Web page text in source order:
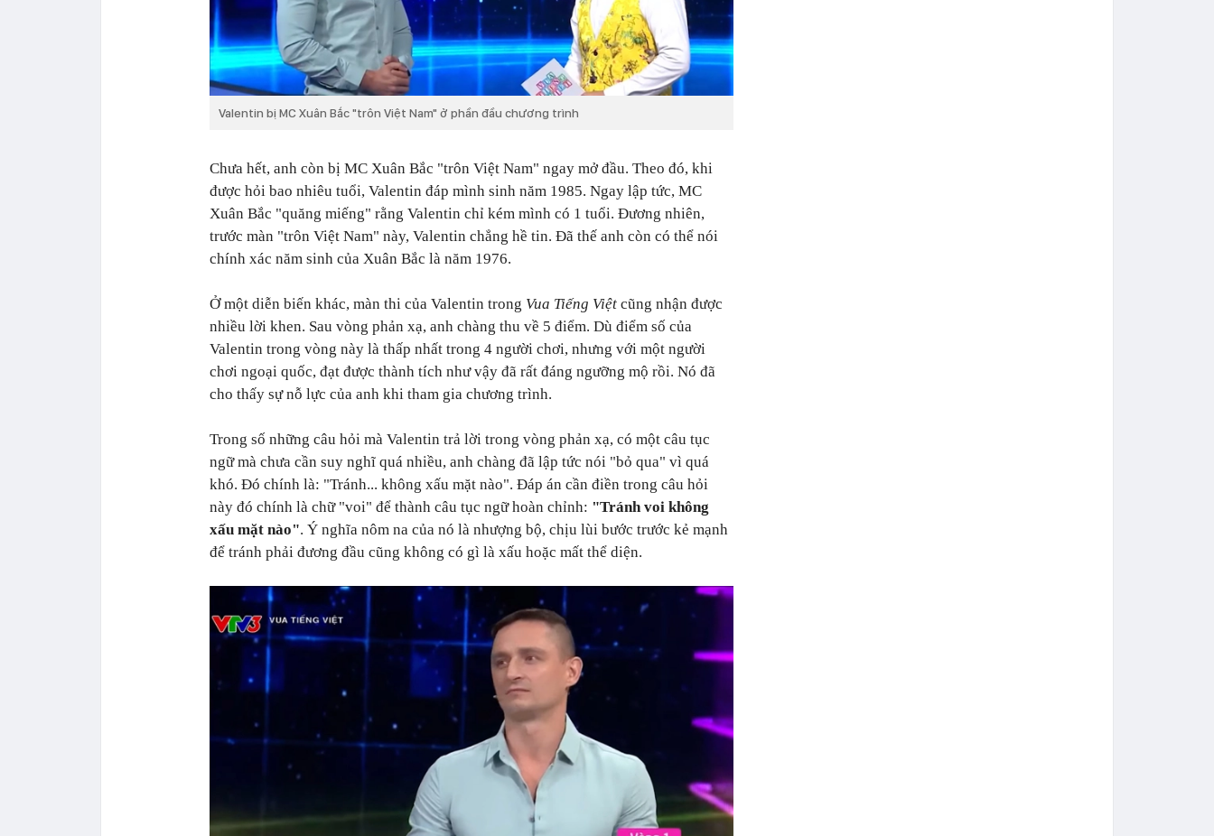
Valentin bị MC Xuân Bắc "trôn Việt Nam" ở phần đầu chương trình
Chưa hết, anh còn bị MC Xuân Bắc "trôn Việt Nam" ngay mở đầu. Theo đó, khi
được hỏi bao nhiêu tuổi, Valentin đáp mình sinh năm 1985. Ngay lập tức, MC
Xuân Bắc "quăng miếng" rằng Valentin chỉ kém mình có 1 tuổi. Đương nhiên,
trước màn "trôn Việt Nam" này, Valentin chẳng hề tin. Đã thế anh còn có thể nói
chính xác năm sinh của Xuân Bắc là năm 1976.
Ở một diễn biến khác, màn thi của Valentin trong Vua Tiếng Việt cũng nhận được
nhiều lời khen. Sau vòng phản xạ, anh chàng thu về 5 điểm. Dù điểm số của
Valentin trong vòng này là thấp nhất trong 4 người chơi, nhưng với một người
chơi ngoại quốc, đạt được thành tích như vậy đã rất đáng ngưỡng mộ rồi. Nó đã
cho thấy sự nỗ lực của anh khi tham gia chương trình.
Trong số những câu hỏi mà Valentin trả lời trong vòng phản xạ, có một câu tục
ngữ mà chưa cần suy nghĩ quá nhiều, anh chàng đã lập tức nói "bỏ qua" vì quá
khó. Đó chính là: "Tránh... không xấu mặt nào". Đáp án cần điền trong câu hỏi
này đó chính là chữ "voi" để thành câu tục ngữ hoàn chỉnh: "Tránh voi không
xấu mặt nào". Ý nghĩa nôm na của nó là nhượng bộ, chịu lùi bước trước kẻ mạnh
để tránh phải đương đầu cũng không có gì là xấu hoặc mất thể diện.